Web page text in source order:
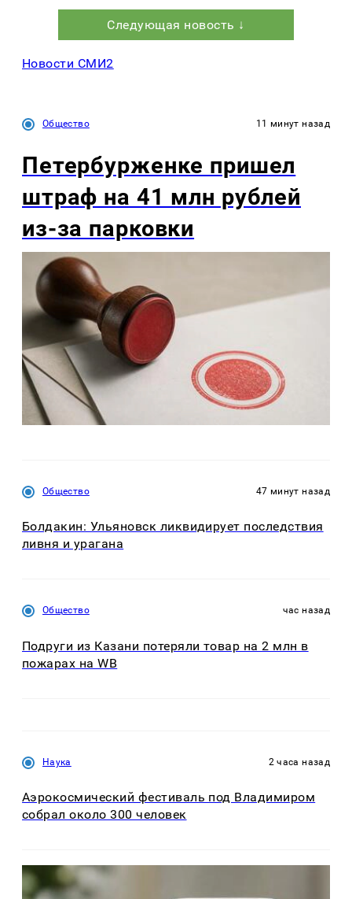
Следующая новость ↓
Новости СМИ2
Общество 11 минут назад
Петербурженке пришел
штраф на 41 млн рублей
из-за парковки
Общество 47 минут назад
Болдакин: Ульяновск ликвидирует последствия
ливня и урагана
Общество час назад
Подруги из Казани потеряли товар на 2 млн в
пожарах на WB
Наука 2 часа назад
Аэрокосмический фестиваль под Владимиром
собрал около 300 человек